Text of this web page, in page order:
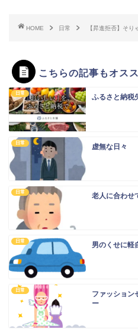
HOME 日常 【昇進拒否】そり
こちらの記事もオス
日常 ふるさと納税
日常 虚無な日々
日常 老人に合わせ
日常 男のくせに軽
日常
ファッション
ー